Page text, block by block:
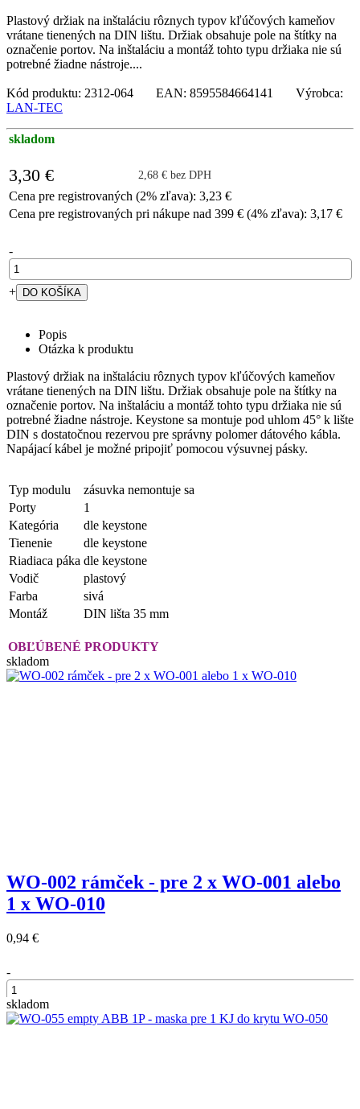
Plastový držiak na inštaláciu rôznych typov kľúčových kameňov
vrátane tienených na DIN lištu. Držiak obsahuje pole na štítky na
označenie portov. Na inštaláciu a montáž tohto typu držiaka nie sú
potrebné žiadne nástroje....
Kód produktu: 2312-064 EAN: 8595584664141 Výrobca:
LAN-TEC
skladom
3,30 € 2,68 € bez DPH
Cena pre registrovaných (2% zľava): 3,23 €
Cena pre registrovaných pri nákupe nad 399 € (4% zľava): 3,17 €
-
+
Popis
Otázka k produktu
Plastový držiak na inštaláciu rôznych typov kľúčových kameňov
vrátane tienených na DIN lištu. Držiak obsahuje pole na štítky na
označenie portov. Na inštaláciu a montáž tohto typu držiaka nie sú
potrebné žiadne nástroje. Keystone sa montuje pod uhlom 45° k lište
DIN s dostatočnou rezervou pre správny polomer dátového kábla.
Napájací kábel je možné pripojiť pomocou výsuvnej pásky.
Typ modulu
zásuvka nemontuje sa
Porty
1
Kategória
dle keystone
Tienenie
dle keystone
Riadiaca páka dle keystone
Vodič
plastový
Farba
sivá
Montáž
DIN lišta 35 mm
OBĽÚBENÉ PRODUKTY
skladom
WO-002 rámček - pre 2 x WO-001 alebo
1 x WO-010
0,94 €
-
+
skladom